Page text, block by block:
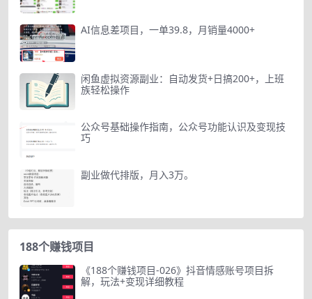
AI信息差项目，一单39.8，月销量4000+
闲鱼虚拟资源副业：自动发货+日搞200+，上班
族轻松操作
公众号基础操作指南，公众号功能认识及变现技
巧
副业做代排版，月入3万。
188个赚钱项目
《188个赚钱项目-026》抖音情感账号项目拆
解，玩法+变现详细教程